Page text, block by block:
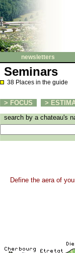
newsletters
Seminars
38 Places in the guide
> FOCUS
>
search by a chateau's
Define the aera of